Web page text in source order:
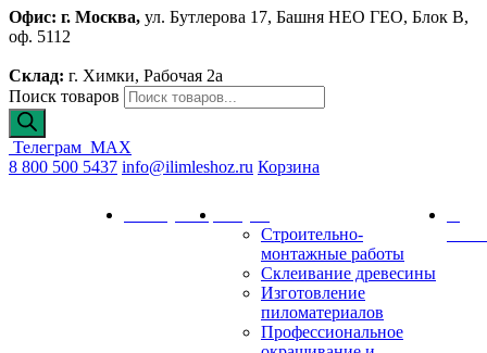
Офис: г. Москва, ул. Бутлерова 17, Башня НЕО ГЕО, Блок В,
оф. 5112
Склад: г. Химки, Рабочая 2а
Поиск товаров
Телеграм MAX
8 800 500 5437 info@ilimleshoz.ru Корзина
Калькулятор
Строительно-
монтажные работы
Склеивание древесины
Изготовление
пиломатериалов
Профессиональное